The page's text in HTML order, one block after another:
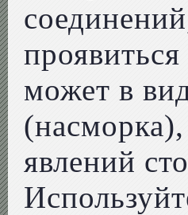
может в
явлений